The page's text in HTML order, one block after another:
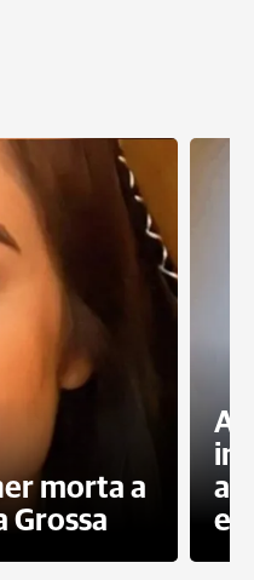
morta a
Grossa